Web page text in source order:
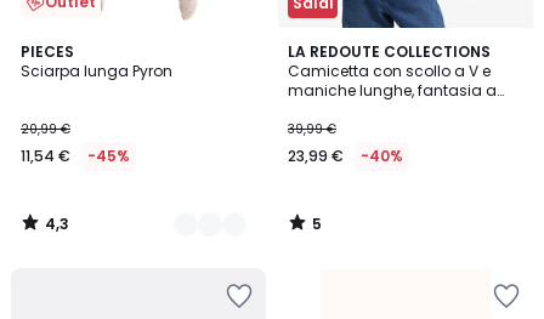
PIECES
Sciarpa lunga Pyron
20,99 €
11,54 € -45%
4,3
/ 5
2
Colori
4,3
/
LA REDOUTE COLLECTIONS
Camicetta con scollo a V e
maniche lunghe, fantasia a
39,99 €
23,99 € -40%
5
/
5
5
/